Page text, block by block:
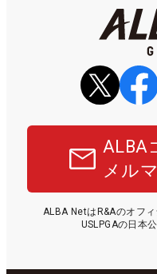
ALBA
メル
ALBA NetはR&Aのオフ
USLPGAの日本